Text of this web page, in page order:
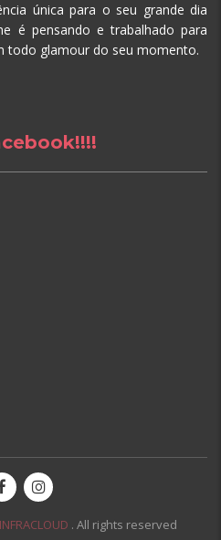
única para o seu grande dia
é pensando e trabalhado para
todo glamour do seu momento.
INFRACLOUD . All rights reserved